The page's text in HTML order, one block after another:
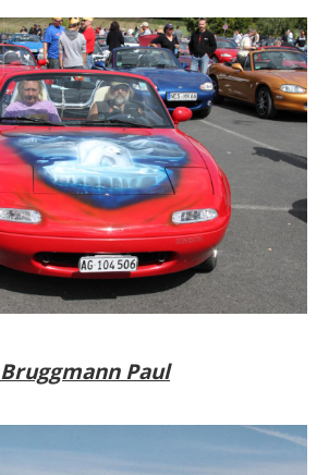
Bruggmann Paul